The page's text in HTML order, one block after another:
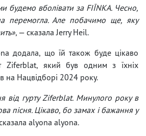
будемо вболівати за FIЇNKA. Чесно,
перемогла. Але побачимо ще, яку
, — сказала Jerry Heil.
додала, що їй також буде цікаво
Ziferblat, який був одним з їхніх
на Нацвідборі 2024 року.
від гурту Ziferblat. Минулого року в
пісня. Цікаво, бо замах і бажання у
аlyona аlyona.